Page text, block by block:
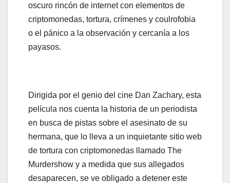
oscuro rincón de internet con elementos de
criptomonedas, tortura, crímenes y coulrofobia
o el pánico a la observación y cercanía a los
payasos.
Dirigida por el genio del cine Dan Zachary, esta
película nos cuenta la historia de un periodista
en busca de pistas sobre el asesinato de su
hermana, que lo lleva a un inquietante sitio web
de tortura con criptomonedas llamado The
Murdershow y a medida que sus allegados
desaparecen, se ve obligado a detener este